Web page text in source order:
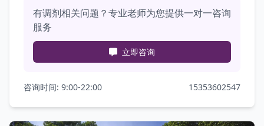
有调剂相关问题？专业老师为您提供一对一咨询
服务
立即咨询
咨询时间: 9:00-22:00 15353602547